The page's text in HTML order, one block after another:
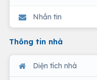
Nhắn tin
Thông tin nhà
Diện tích nhà